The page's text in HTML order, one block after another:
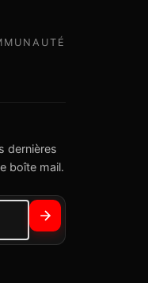
dernières
boîte mail.